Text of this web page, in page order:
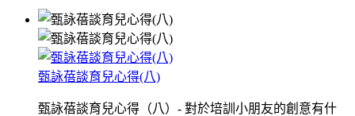
甄詠蓓談育兒心得(八)
甄詠蓓談育兒心得（八）- 對於培訓小朋友的創意有什